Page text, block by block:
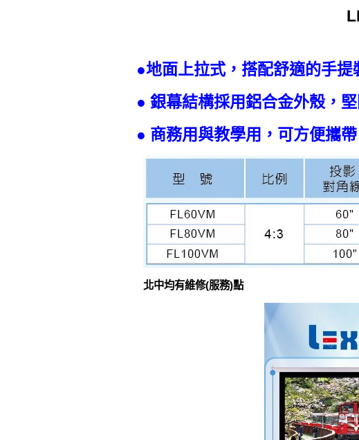
●地面上拉式，搭配舒適的手提
● 銀幕結構採用鋁合金外殼，堅
● 商務用與教學用，可方便攜帶
北中均有維修(服務)點